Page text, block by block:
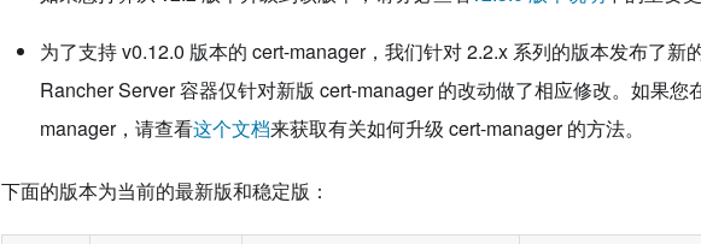
为了支持 v0.12.0 版本的 cert-manager，我们针对 2.2.x 系列的版本发布了新
Rancher Server 容器仅针对新版 cert-manager 的改动做了相应修改。如果您
manager，请查看这个文档来获取有关如何升级 cert-manager 的方法。
下面的版本为当前的最新版和稳定版：